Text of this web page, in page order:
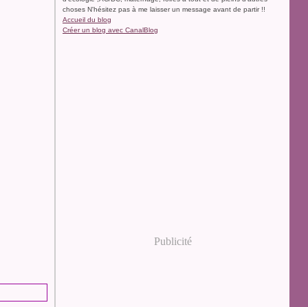
choses N'hésitez pas à me laisser un message avant de partir !!
Accueil du blog
Créer un blog avec CanalBlog
Publicité